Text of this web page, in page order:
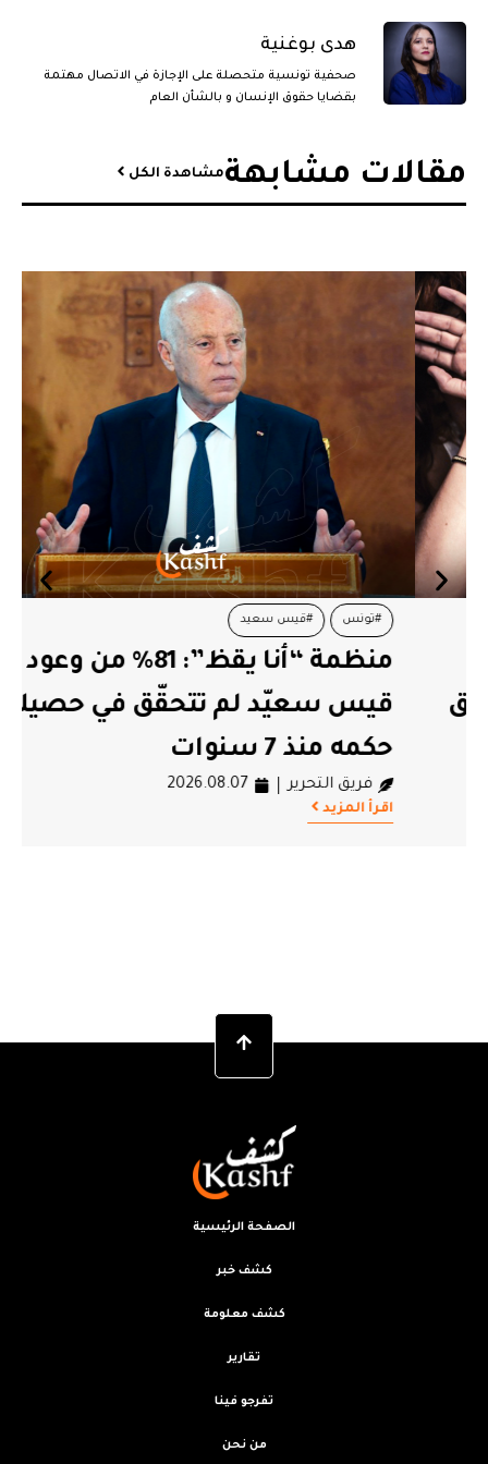
هدى بوغنية
صحفية تونسية متحصلة على الإجازة في الاتصال مهتمة
بقضايا حقوق الإنسان و بالشأن العام
مقالات مشابهة​مشاهدة الكل
#تونس #قيس سعيد
منظمة “أنا يقظ”: 81% من وعود
قيس سعيّد لم تتحقّق في حصيلة
حكمه منذ 7 سنوات
فريق التحرير 2026.08.07
اقرأ المزيد
الصفحة الرئيسية
كشف خبر
كشف معلومة
تقارير
تفرجو فينا
من نحن